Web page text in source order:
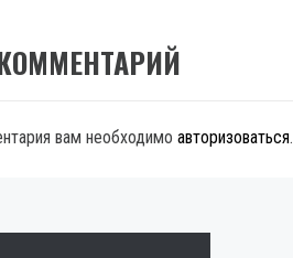
вам необходимо авторизоваться.